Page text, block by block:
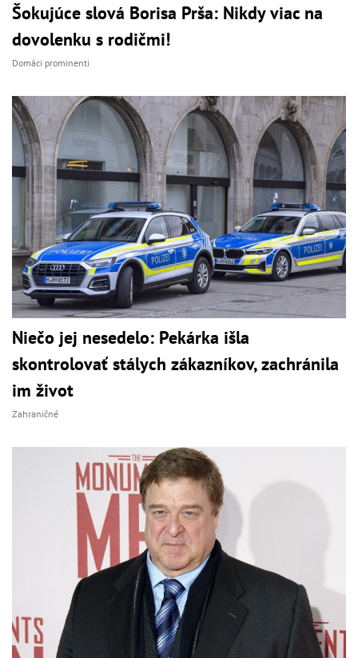
Šokujúce slová Borisa Prša: Nikdy viac na
dovolenku s rodičmi!
Domáci prominenti
Niečo jej nesedelo: Pekárka išla
skontrolovať stálych zákazníkov, zachránila
im život
Zahraničné